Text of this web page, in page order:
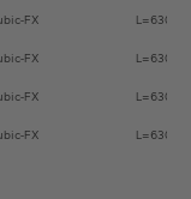
FX
FX
FX
FX